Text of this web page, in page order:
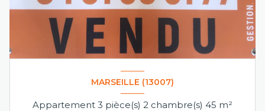
MARSEILLE (13007)
Appartement 3 pièce(s) 2 chambre(s) 45 m²